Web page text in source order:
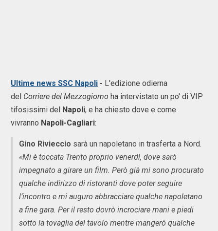
Ultime news SSC Napoli - L'edizione odierna
del Corriere del Mezzogiorno ha intervistato un po' di VIP
tifosissimi del Napoli, e ha chiesto dove e come
vivranno Napoli-Cagliari:
Gino Rivieccio sarà un napoletano in trasferta a Nord.
«Mi è toccata Trento proprio venerdì, dove sarò
impegnato a girare un film. Però già mi sono procurato
qualche indirizzo di ristoranti dove poter seguire
l’incontro e mi auguro abbracciare qualche napoletano
a fine gara. Per il resto dovrò incrociare mani e piedi
sotto la tovaglia del tavolo mentre mangerò qualche